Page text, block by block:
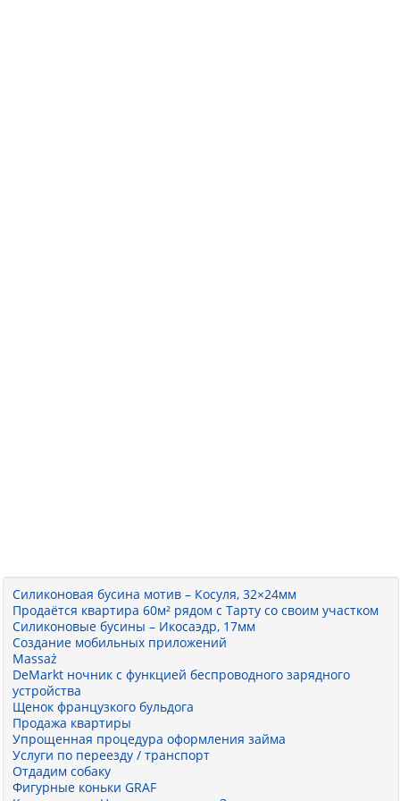
Силиконовая бусина мотив – Косуля, 32×24мм
Продаётся квартира 60м² рядом с Тарту со своим участком
Силиконовые бусины – Икосаэдр, 17мм
Создание мобильных приложений
Massaż
DeMarkt ночник с функцией беспроводного зарядного
устройства
Щенок французкого бульдога
Продажа квартиры
Упрощенная процедура оформления займа
Услуги по переезду / транспорт
Отдадим собаку
Фигурные коньки GRAF